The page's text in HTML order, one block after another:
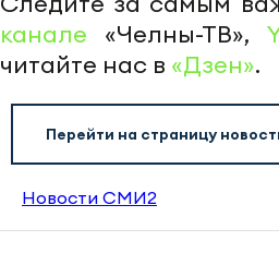
канале «Челны-ТВ»,
читайте нас в «Дзен».
Перейти на страницу
Новости СМИ2